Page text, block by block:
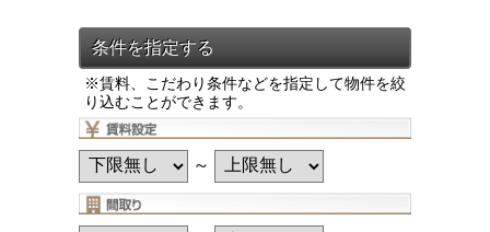
※賃料、こだわり条件などを指定して物件を絞
り込むことができます。
～